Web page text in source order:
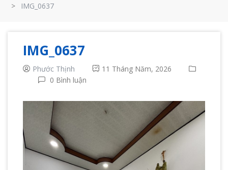
IMG_0637
IMG_0637
Phước Thịnh
11 Tháng Năm, 2026
0 Bình luận